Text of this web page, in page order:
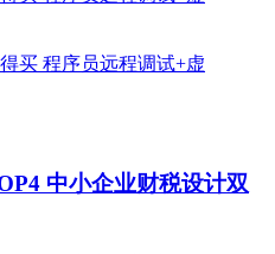
中小企业财税设计双